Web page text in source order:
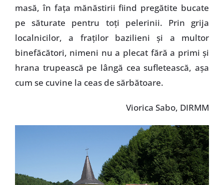
masă, în faţa mănăstirii fiind pregătite bucate
pe săturate pentru toţi pelerinii. Prin grija
localnicilor, a fraţilor bazilieni şi a multor
binefăcători, nimeni nu a plecat fără a primi şi
hrana trupească pe lângă cea sufletească, aşa
cum se cuvine la ceas de sărbătoare.
Viorica Sabo, DIRMM